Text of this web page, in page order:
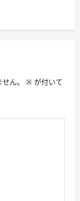
ん。 ※ が付いて